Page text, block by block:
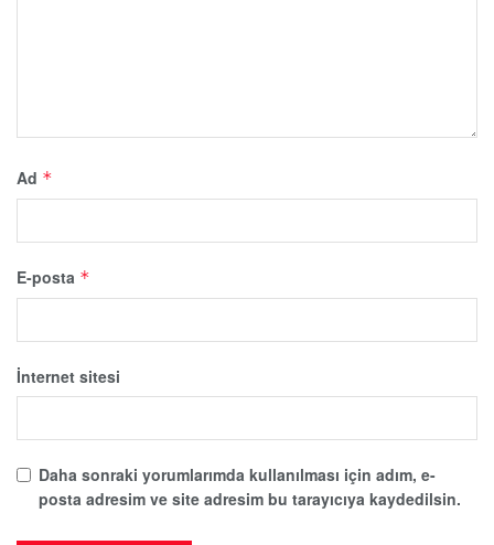
Ad *
E-posta *
İnternet sitesi
Daha sonraki yorumlarımda kullanılması için adım, e-
posta adresim ve site adresim bu tarayıcıya kaydedilsin.